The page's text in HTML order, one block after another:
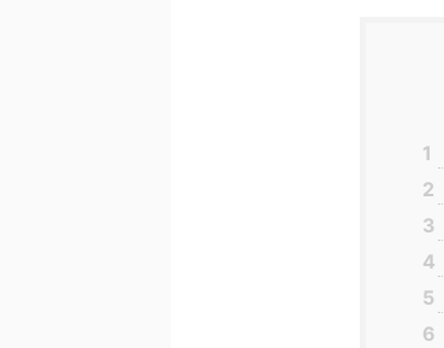
1
2
3
4
5
6